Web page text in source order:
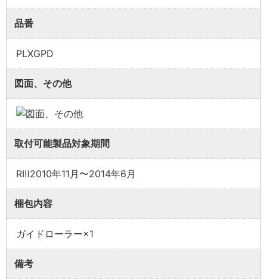
品番
PLXGPD
図面、その他
取付可能製品対象期間
RⅢ2010年11月〜2014年6月
梱包内容
ガイドローラー×1
備考